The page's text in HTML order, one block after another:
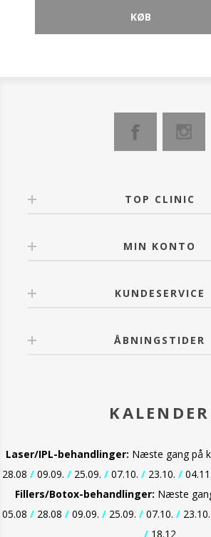
TOP CLINIC
MIN KONTO
KUNDESERVICE
ÅBNINGSTIDER
KALENDER
Laser/IPL-behandlinger: Næste gang på
28.08 / 09.09. / 25.09. / 07.10. / 23.10. / 04.11.
Fillers/Botox-behandlinger: Næste
05.08 / 28.08 / 09.09. / 25.09. / 07.10. / 23.10.
/18.12